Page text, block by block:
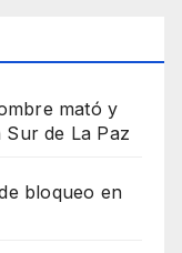
mató y
de La Paz
bloqueo en